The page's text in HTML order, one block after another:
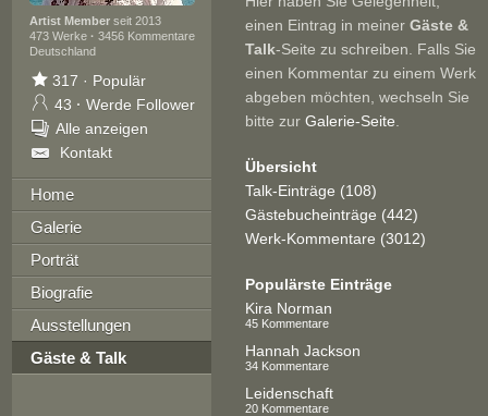
Artist Memberseit 2013
473 Werke · 3456 Kommentare
Deutschland
317 · Populär
43 · Werde Follower
Alle anzeigen
Kontakt
Home
Galerie
Porträt
Biografie
Ausstellungen
Gäste & Talk
einen Eintrag in meiner Gäste &
Talk-Seite zu schreiben. Falls Sie
einen Kommentar zu einem Werk
abgeben möchten, wechseln Sie
bitte zur Galerie-Seite
Übersicht
Talk-Einträge (108)
Gästebucheinträge (442)
Werk-Kommentare (3012)
Populärste Einträge
Kira Norman
45 Kommentare
Hannah Jackson
34 Kommentare
Leidenschaft
20 Kommentare